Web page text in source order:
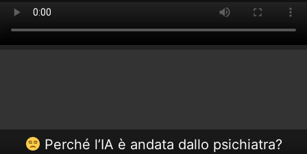
Perché l’IA è andata dallo psichiatra?